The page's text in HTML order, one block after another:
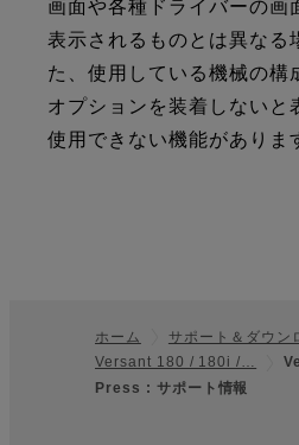
画面や各種ドライバーの画
表示されるものとは異なる
た、使用している機械の構
オプションを装着しないと
使用できない機能がありま
フッター
ホーム サポート＆ダウン
Versant 180 / 180i /…
Press : サポート情報